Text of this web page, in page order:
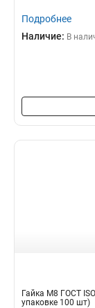
Подробнее
Наличие: В
Гайка М8 ГОСТ
упаковке 100 шт)